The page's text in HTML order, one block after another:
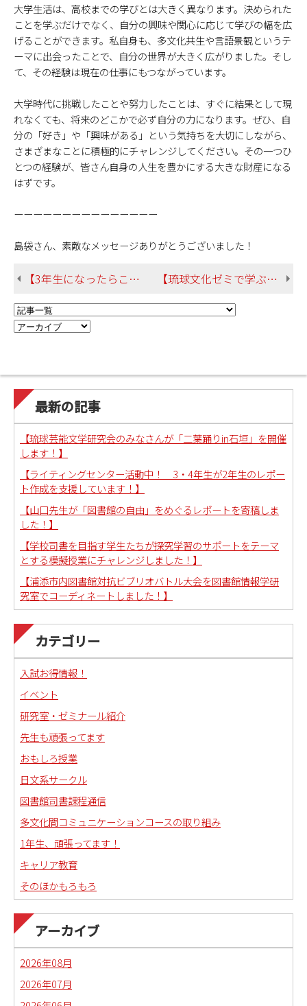
大学生活は、高校までの学びとは大きく異なります。決められた
ことを学ぶだけでなく、自分の興味や関心に応じて学びの幅を広
げることができます。私自身も、多文化共生や言語景観というテ
ーマに出会ったことで、自分の世界が大きく広がりました。そし
て、その経験は現在の仕事にもつながっています。
大学時代に挑戦したことや努力したことは、すぐに結果として現
れなくても、将来のどこかで必ず自分の力になります。ぜひ、自
分の「好き」や「興味がある」という気持ちを大切にしながら、
さまざまなことに積極的にチャレンジしてください。その一つひ
とつの経験が、皆さん自身の人生を豊かにする大きな財産になる
はずです。
ーーーーーーーーーーーーーーー
島袋さん、素敵なメッセージありがとうございました！
【3年生になったらこんなことも？ JICA沖縄図書資料室移民企画展のお知らせ】 【琉球文化ゼミで学ぶ在学生から受験生へのメッセージが届きました！】
最新の記事
【琉球芸能文学研究会のみなさんが「二葉踊りin石垣」を開催
します！】
【ライティングセンター活動中！ 3・4年生が2年生のレポー
ト作成を支援しています！】
【山口先生が「図書館の自由」をめぐるレポートを寄稿しま
した！】
【学校司書を目指す学生たちが探究学習のサポートをテーマ
とする模擬授業にチャレンジしました！】
【浦添市内図書館対抗ビブリオバトル大会を図書館情報学研
究室でコーディネートしました！】
カテゴリー
入試お得情報！
イベント
研究室・ゼミナール紹介
先生も頑張ってます
おもしろ授業
日文系サークル
図書館司書課程通信
多文化間コミュニケーションコースの取り組み
1年生、頑張ってます！
キャリア教育
そのほかもろもろ
日本語教育副専攻課程通信(日本語教師)
琉球沖縄文化コースの取り組み
アーカイブ
2026年08月
2026年07月